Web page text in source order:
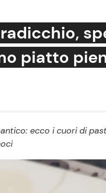
Cucina e
Le Ricette in
Ricette Facili e
Ricette Feste
piatto
ecco i cuori di